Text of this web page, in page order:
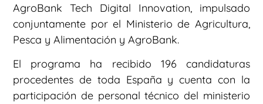
AgroBank Tech Digital Innovation, impulsado
conjuntamente por el Ministerio de Agricultura,
Pesca y Alimentación y AgroBank.
El programa ha recibido 196 candidaturas
procedentes de toda España y cuenta con la
participación de personal técnico del ministerio